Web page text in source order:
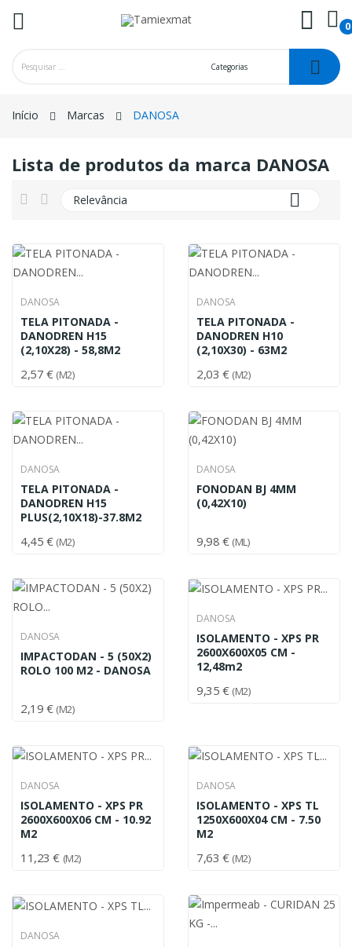
0
Início Marcas DANOSA
Lista de produtos da marca DANOSA
Relevância 
DANOSA
TELA PITONADA -
DANODREN H15
(2,10X28) - 58,8M2
2,57 € (M2)
DANOSA
TELA PITONADA -
DANODREN H10
(2,10X30) - 63M2
2,03 € (M2)
DANOSA
TELA PITONADA -
DANODREN H15
PLUS(2,10X18)-37.8M2
4,45 € (M2)
DANOSA
FONODAN BJ 4MM
(0,42X10)
9,98 € (ML)
DANOSA
IMPACTODAN - 5 (50X2)
ROLO 100 M2 - DANOSA
2,19 € (M2)
DANOSA
ISOLAMENTO - XPS PR
2600X600X05 CM -
12,48m2
9,35 € (M2)
DANOSA
ISOLAMENTO - XPS PR
2600X600X06 CM - 10.92
M2
11,23 € (M2)
DANOSA
ISOLAMENTO - XPS TL
1250X600X04 CM - 7.50
M2
7,63 € (M2)
DANOSA